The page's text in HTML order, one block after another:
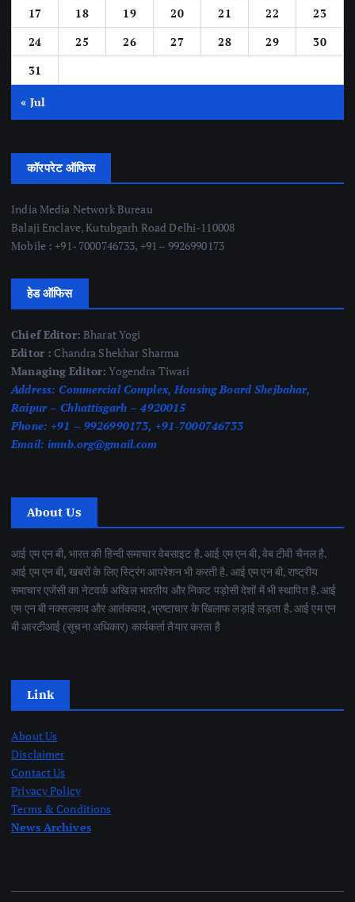
17
18 19 20 21 22
23
24
25 26 27 28 29
30
31
« Jul
कॉरपरेट ऑफिस
India Media Network Bureau
Balaji Enclave, Kutubgarh Road Delhi-110008
Mobile : +91- 7000746733, +91 – 9926990173
हेड ऑफिस
Chief Editor: Bharat Yogi
Editor : Chandra Shekhar Sharma
Managing Editor: Yogendra Tiwari
Address: Commercial Complex, Housing Board Shejbahar,
Raipur – Chhattisgarh – 4920015
Phone: +91 – 9926990173, +91-7000746733
Email: imnb.org@gmail.com
About Us
आई एम एन बी, भारत की हिन्दी समाचार वेबसाइट है. आई एम एन बी, वेब टीवी चैनल है.
आई एम एन बी, खबरों के लिए स्ट्रिंग आपरेशन भी करती है. आई एम एन बी, राष्ट्रीय
समाचार एजेंसी का नेटवर्क अखिल भारतीय और निकट पड़ोसी देशों में भी स्थापित है. आई
एम एन बी नक्सलवाद और आतंकवाद ,भ्रष्टाचार के खिलाफ लड़ाई लड़ता है. आई एम एन
बी आरटीआई (सूचना अधिकार) कार्यकर्ता तैयार करता है
Link
About Us
Disclaimer
Contact Us
Privacy Policy
Terms & Conditions
News Archives